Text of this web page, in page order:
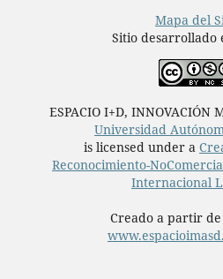
Mapa del
Sitio desarrollado
ESPACIO I+D, INNOVACIÓN
Universidad
is licensed under a
Reconocimiento-
Internacional
Creado a partir